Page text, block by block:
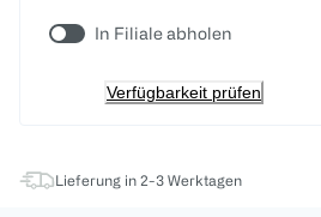
In Filiale abholen
Verfügbarkeit prüfen
Lieferung in 2-3 Werktagen